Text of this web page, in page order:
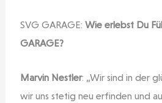
SVG GARAGE: Wie erlebst Du
GARAGE?
Marvin Nestler: „Wir sind in der
wir uns stetig neu erfinden und